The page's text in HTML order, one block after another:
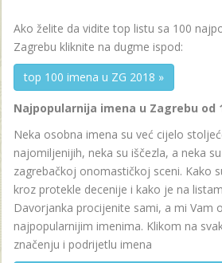
Ako želite da vidite top listu sa 100
Zagrebu kliknite na dugme ispod:
top 100 imena u ZG 2018 »
Najpopularnija imena u Zagrebu od
Neka osobna imena su već cijelo
najomiljenijih, neka su iščezla, a neka
zagrebačkoj onomastičkoj sceni. Kako
kroz protekle decenije i kako je na
Davorjanka procijenite sami, a mi Vam
najpopularnijim imenima. Klikom na
značenju i podrijetlu imena